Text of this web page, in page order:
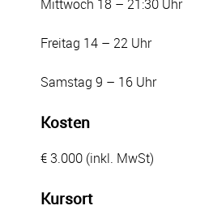
Mittwoch 18 – 21:30 Uhr
Freitag 14 – 22 Uhr
Samstag 9 – 16 Uhr
Kosten
€ 3.000 (inkl. MwSt)
Kursort